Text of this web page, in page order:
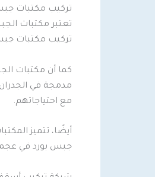
تركيب مكتبات
تعتبر مكتبات
تركيب مكتبات
كما أن مكتبات
مدمجة في
مع احتياجاتهم.
أيضًا، تتميز
جبس بورد في